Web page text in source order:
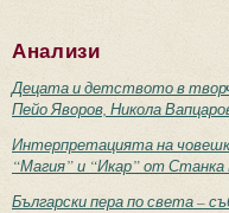
Анализи
Децата и детството в
Пейо Яворов, Никола
Интерпретацията на
“Магия” и “Икар” от Станка
Български пера по света –